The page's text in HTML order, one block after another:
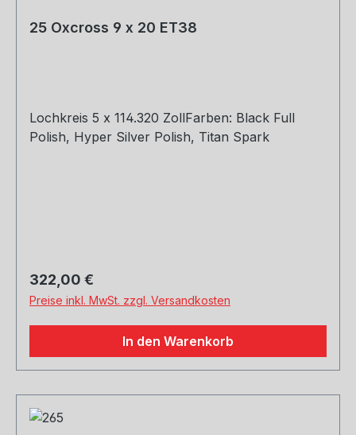
25 Oxcross 9 x 20 ET38
Lochkreis 5 x 114.320 ZollFarben: Black Full
Polish, Hyper Silver Polish, Titan Spark
Regulärer Preis:
322,00 €
Preise inkl. MwSt. zzgl. Versandkosten
In den Warenkorb